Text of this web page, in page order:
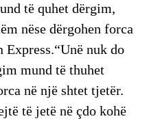
të quhet dërgim,
nëse dërgohen forca
nuk do
mund të thuhet
në një shtet tjetër.
të jetë në çdo kohë